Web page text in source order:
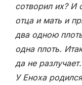
сотворил их? И
отца и мать и
два одною
одна плоть.
да не
У Еноха